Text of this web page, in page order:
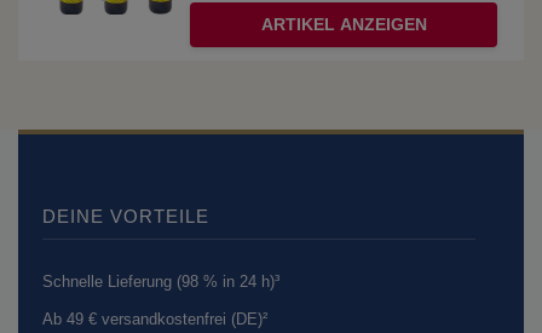
ARTIKEL ANZEIGEN
DEINE VORTEILE
Schnelle Lieferung (98 % in 24 h)³
Ab 49 € versandkostenfrei (DE)²